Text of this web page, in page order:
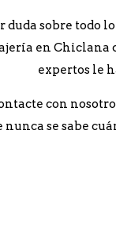
sobre todo
en Chiclana
expertos le
con
nunca se sabe